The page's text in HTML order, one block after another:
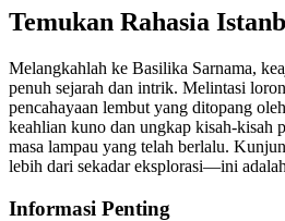
Temukan Rahasia
Melangkahlah ke Basilika Sarnama,
penuh sejarah dan intrik. Melintasi
pencahayaan lembut yang ditopang
keahlian kuno dan ungkap kisah-kisah
masa lampau yang telah berlalu.
lebih dari sekadar eksplorasi—ini
Informasi Penting